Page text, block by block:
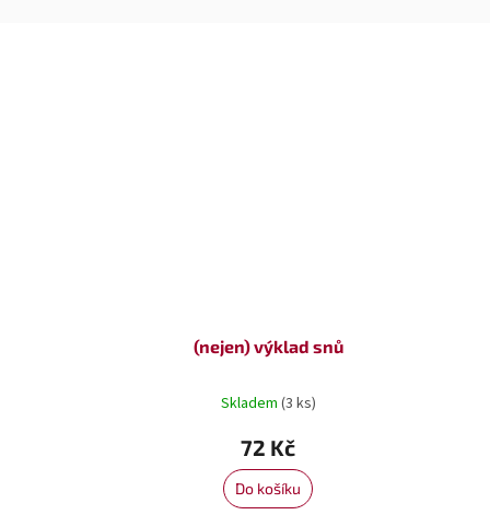
(nejen) výklad snů
Skladem (3 ks)
72 Kč
Do košíku